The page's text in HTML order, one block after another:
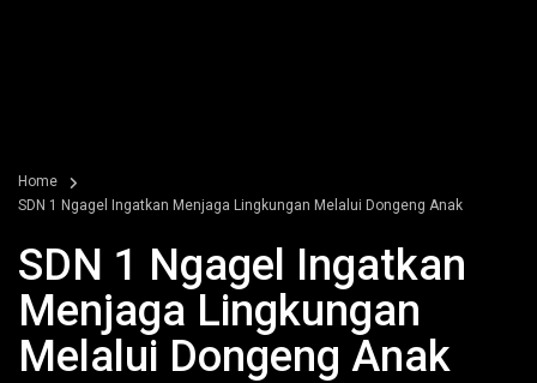
Home
SDN 1 Ngagel Ingatkan Menjaga Lingkungan Melalui Dongeng Anak
SDN 1 Ngagel Ingatkan
Menjaga Lingkungan
Melalui Dongeng Anak